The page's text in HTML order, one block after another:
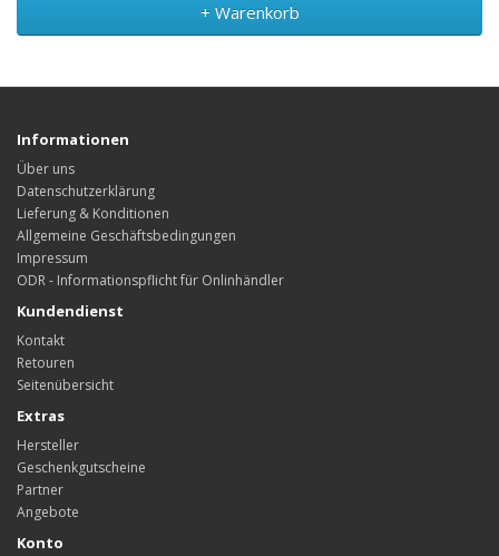
+ Warenkorb
Informationen
Über uns
Datenschutzerklärung
Lieferung & Konditionen
Allgemeine Geschäftsbedingungen
Impressum
ODR - Informationspflicht für Onlinhändler
Kundendienst
Kontakt
Retouren
Seitenübersicht
Extras
Hersteller
Geschenkgutscheine
Partner
Angebote
Konto